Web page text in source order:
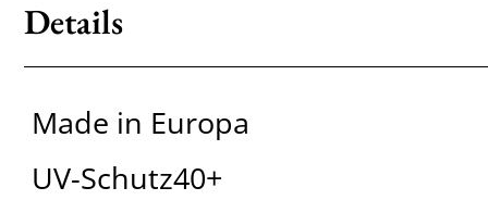
Details
Made in Europa
UV-Schutz40+